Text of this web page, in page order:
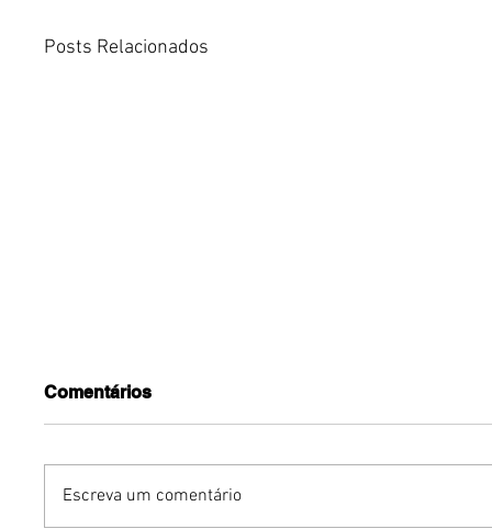
Posts Relacionados
Comentários
Escreva um comentário